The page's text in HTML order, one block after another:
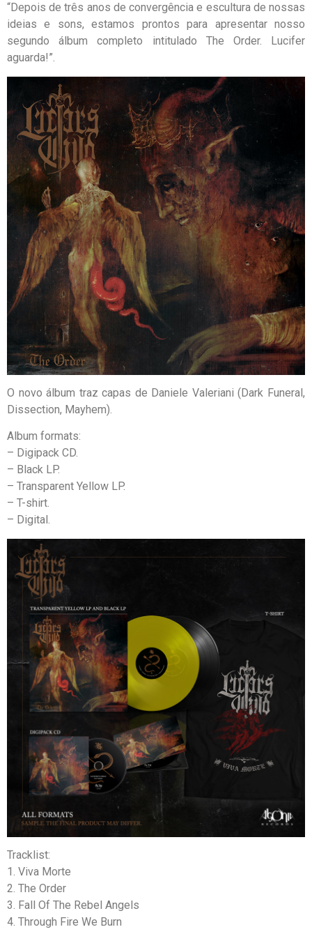
“Depois de três anos de convergência e escultura de nossas
ideias e sons, estamos prontos para apresentar nosso
segundo álbum completo intitulado The Order. Lucifer
aguarda!”.
O novo álbum traz capas de Daniele Valeriani (Dark Funeral,
Dissection, Mayhem).
Album formats:
– Digipack CD.
– Black LP.
– Transparent Yellow LP.
– T-shirt.
– Digital.
Tracklist:
1. Viva Morte
2. The Order
3. Fall Of The Rebel Angels
4. Through Fire We Burn